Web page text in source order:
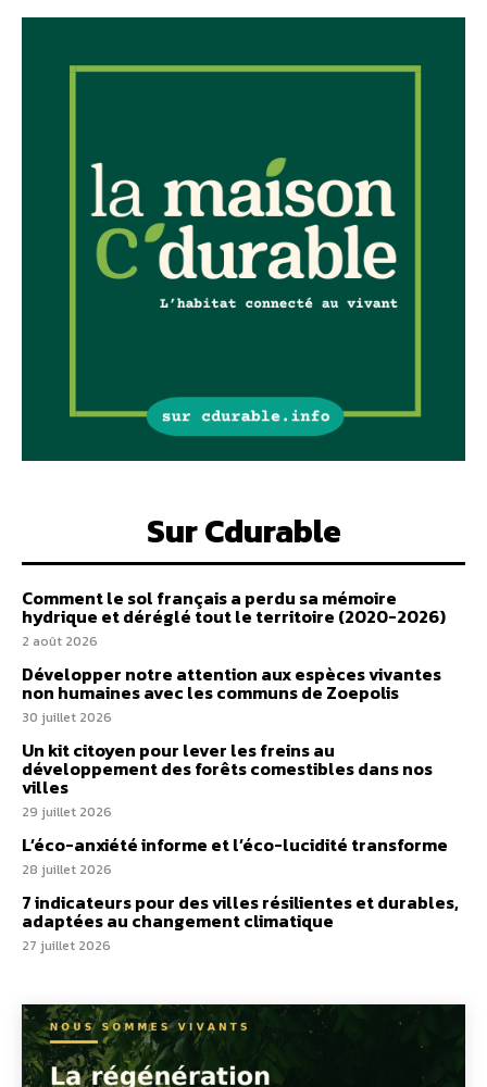
Sur Cdurable
Comment le sol français a perdu sa mémoire
hydrique et déréglé tout le territoire (2020-2026)
2 août 2026
Développer notre attention aux espèces vivantes
non humaines avec les communs de Zoepolis
30 juillet 2026
Un kit citoyen pour lever les freins au
développement des forêts comestibles dans nos
villes
29 juillet 2026
L’éco-anxiété informe et l’éco-lucidité transforme
28 juillet 2026
7 indicateurs pour des villes résilientes et durables,
adaptées au changement climatique
27 juillet 2026